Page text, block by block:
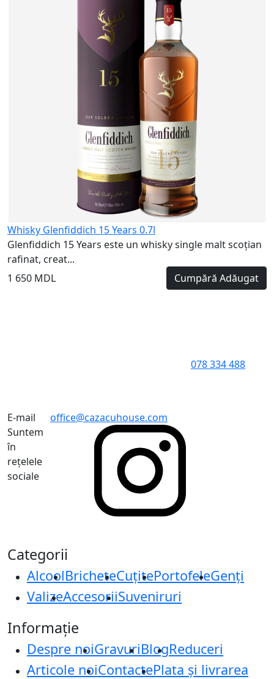
Whisky Glenfiddich 15 Years 0.7l
Glenfiddich 15 Years este un whisky single malt scoțian
rafinat, creat...
1 650 MDL
Cumpără Adăugat
078 334 488
E-mail
office@cazacuhouse.com
Suntem
în
rețelele
sociale
Categorii
AlcoolBricheteCuțitePortofeleGenți
ValizeAccesoriiSuveniruri
Informație
Despre noiGravuriBlogReduceri
Articole noiContactePlata și livrarea